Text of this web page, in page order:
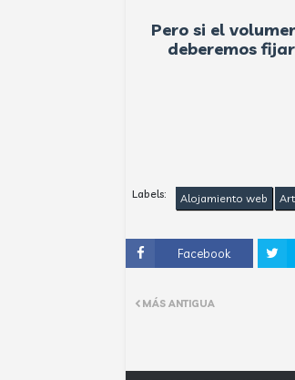
Pero si el
deberemos
Labels: Alojamiento web
Facebook
MÁS ANTIGUA